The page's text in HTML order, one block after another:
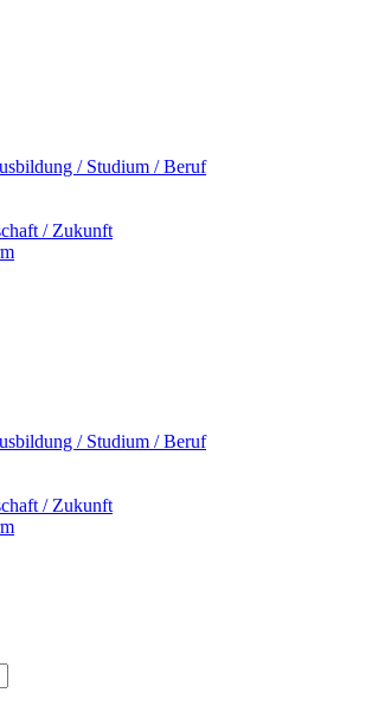
/ Studium / Beruf
/ Zukunft
/ Studium / Beruf
/ Zukunft